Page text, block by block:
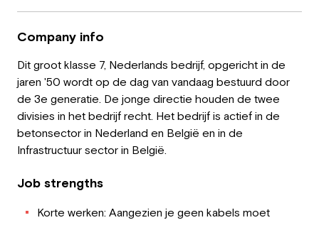
Employer
Working at Greystone
About us
Team
Company info
Dit groot klasse 7, Nederlands bedrijf, opgericht in de
jaren '50 wordt op de dag van vandaag bestuurd door
de 3e generatie. De jonge directie houden de twee
divisies in het bedrijf recht. Het bedrijf is actief in de
betonsector in Nederland en België en in de
Infrastructuur sector in België.
Job strengths
Korte werken: Aangezien je geen kabels moet